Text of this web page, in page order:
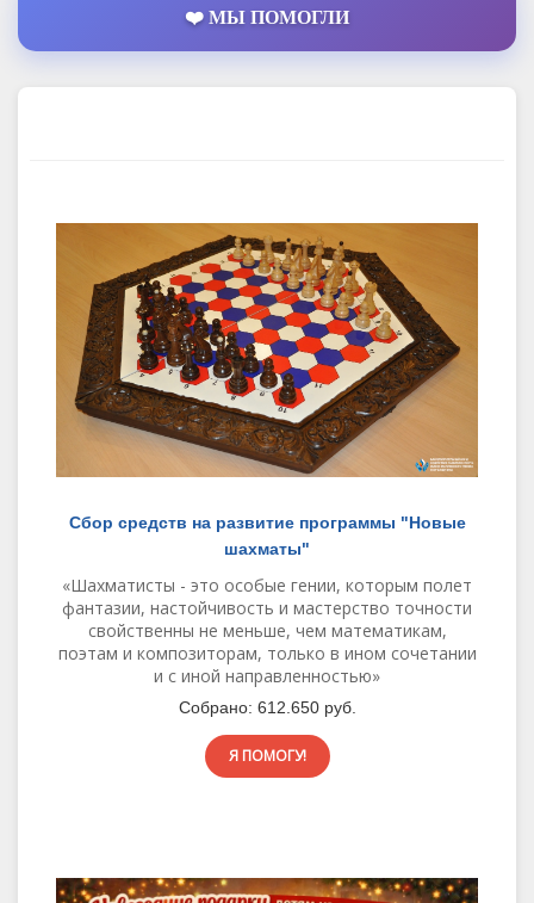
❤️ МЫ ПОМОГЛИ
Сбор средств на развитие программы "Новые
шахматы"
«Шахматисты - это особые гении, которым полет
фантазии, настойчивость и мастерство точности
свойственны не меньше, чем математикам,
поэтам и композиторам, только в ином сочетании
и с иной направленностью»
Собрано: 612.650 руб.
Я ПОМОГУ!